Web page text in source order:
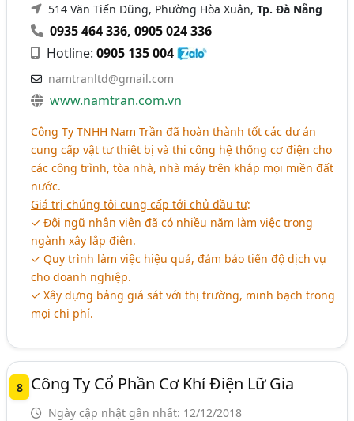
514 Văn Tiến Dũng, Phường Hòa Xuân,Tp. Đà Nẵng
0935 464 336,0905 024 336
Hotline:0905 135 004
namtranltd@gmail.com
www.namtran.com.vn
Công Ty TNHH Nam Trần đã hoàn thành tốt các dự án
cung cấp vật tư thiêt bị và thi công hệ thống cơ điện cho
các công trình, tòa nhà, nhà máy trên khắp mọi miền đất
nước.
Giá trị chúng tôi cung cấp tới chủ đầu tư:
✓ Đội ngũ nhân viên đã có nhiều năm làm việc trong
ngành xây lắp điện.
✓ Quy trình làm việc hiệu quả, đảm bảo tiến độ dịch vụ
cho doanh nghiệp.
✓ Xây dựng bảng giá sát với thị trường, minh bạch trong
mọi chi phí.
8 Công Ty Cổ Phần Cơ Khí Điện Lữ Gia
Ngày cập nhật gần nhất: 12/12/2018